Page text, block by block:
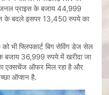
प्राइस के बजाय 44,999
के बदले इसपर 13,450 रुपये का
फ्लिपकार्ट बिग सेविंग डेज सेल
36,999 रुपये में खरीदा जा
एक्सचेंज ऑफर मिल रहा है और
ऑप्शन है.